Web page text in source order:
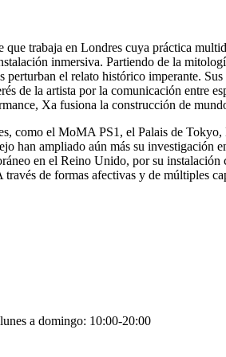
que trabaja en Londres cuya práctica
inmersiva. Partiendo de la
el relato histórico imperante.
de la artista por la comunicación
Xa fusiona la construcción de
como el MoMA PS1, el Palais de
han ampliado aún más su
en el Reino Unido, por su instalación
través de formas afectivas y de múltiples
a domingo: 10:00-20:00